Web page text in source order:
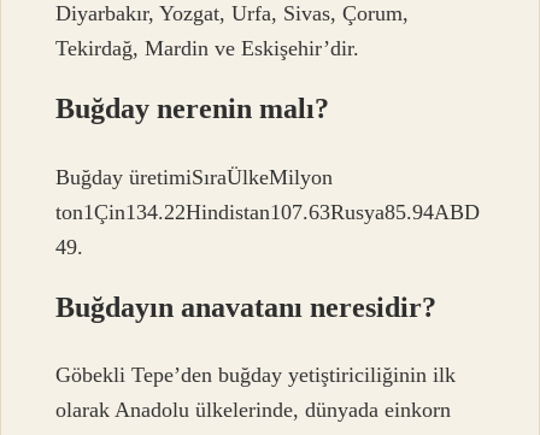
Diyarbakır, Yozgat, Urfa, Sivas, Çorum,
Tekirdağ, Mardin ve Eskişehir’dir.
Buğday nerenin malı?
Buğday üretimiSıraÜlkeMilyon
ton1Çin134.22Hindistan107.63Rusya85.94ABD
49.
Buğdayın anavatanı neresidir?
Göbekli Tepe’den buğday yetiştiriciliğinin ilk
olarak Anadolu ülkelerinde, dünyada einkorn